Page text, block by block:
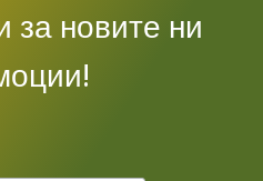
за новите ни